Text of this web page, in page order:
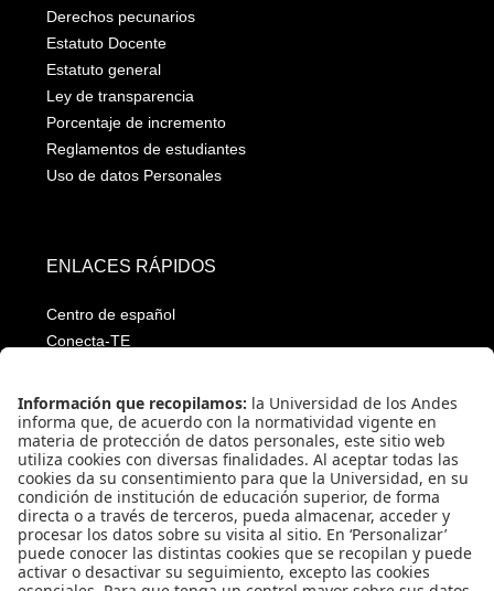
Derechos pecunarios
Estatuto Docente
Estatuto general
Ley de transparencia
Porcentaje de incremento
Reglamentos de estudiantes
Uso de datos Personales
ENLACES RÁPIDOS
Centro de español
Conecta-TE
Emergencias: Extensión 0000
Eventos destacados
Mapa del Sitio
Multimedia
Noticias
Preguntas frecuentes
Póliza estudiantil Uniandina